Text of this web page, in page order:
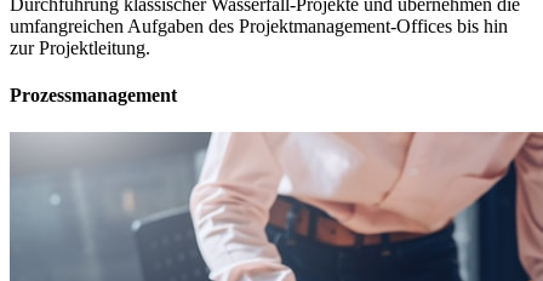
umfangreichen Aufgaben des Projektmanagement-Offices bis hin
zur Projektleitung.
Prozessmanagement